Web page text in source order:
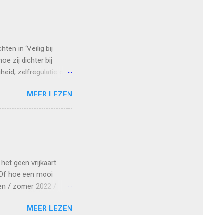
er borden.
in ‘Veilig bij
zij dichter bij
zelfregulatie en
Vos Na bestsellers
opnieuw in
jezelf onderzoekt
of een
MEER LEZEN
geen vrijkaart
hoe een mooi
/ zomer 2022 /
Zo’n twee procent
MEER LEZEN